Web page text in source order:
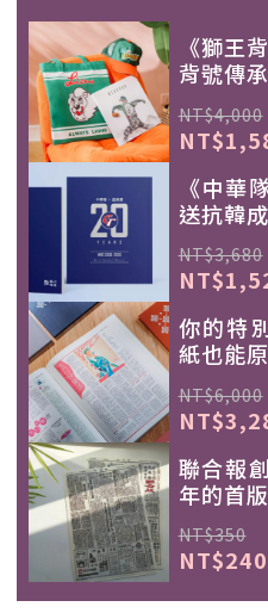
《獅王
背號傳
NT$4,000
《中華
送抗韓
NT$3,680
你的特
紙也能
NT$6,000
聯合報
年的首
NT$350
NT$240